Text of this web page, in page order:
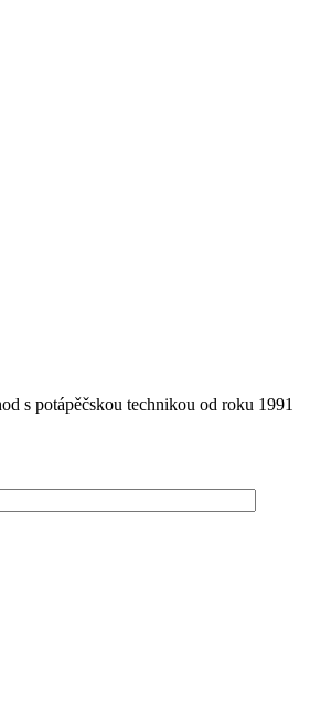
s potápěčskou technikou od roku 1991